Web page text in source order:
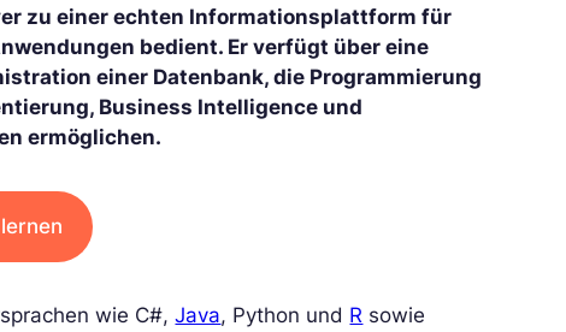
zu einer echten Informationsplattform für
bedient. Er verfügt über eine
einer Datenbank, die Programmierung
Business Intelligence und
ermöglichen.
wie C#,Java, Python und R sowie